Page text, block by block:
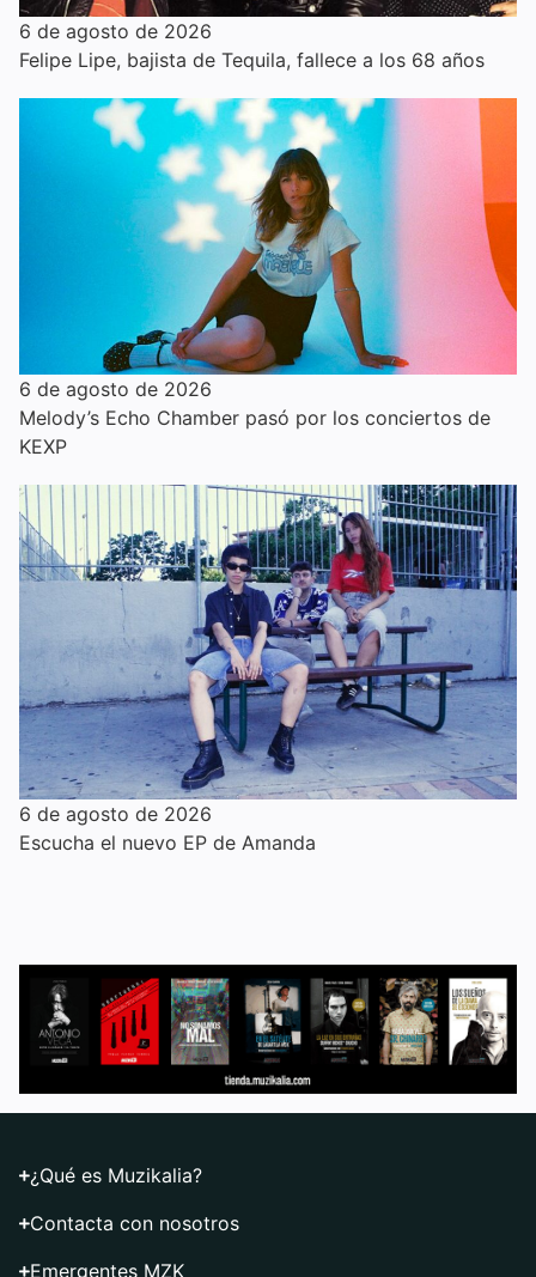
6 de agosto de 2026
Felipe Lipe, bajista de Tequila, fallece a los 68 años
6 de agosto de 2026
Melody’s Echo Chamber pasó por los conciertos de
KEXP
6 de agosto de 2026
Escucha el nuevo EP de Amanda
¿Qué es Muzikalia?
Contacta con nosotros
Emergentes MZK